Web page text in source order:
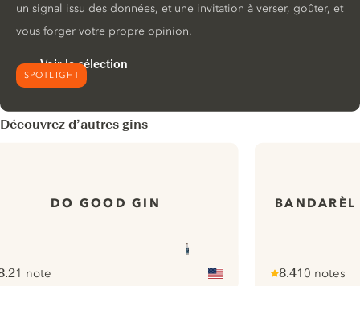
SPOTLIGHT
un signal issu des données, et une invitation à verser, goûter, et
vous forger votre propre opinion.
Voir la sélection
Découvrez d’autres gins
DO GOOD GIN
1 note
8.410 notes